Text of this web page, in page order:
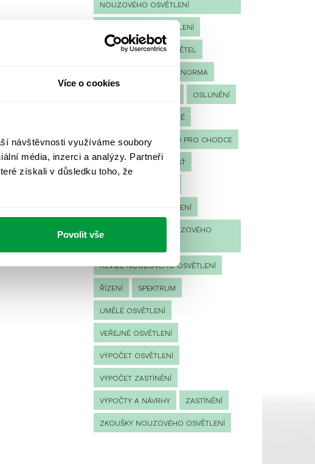
Více o cookies
návštěvnosti využíváme soubory
média, inzerci a analýzy. Partneři
získali v důsledku toho, že
Povolit vše
NOUZOVÉHO OSVĚTLENÍ
LED NOUZOVÉ OSVĚTLENÍ
MĚŘENÍ MĚŘENÍ SVĚTEL
NORMA
OSLUNĚNÍ
OSVĚTLENÍ PRACOVIŠTĚ
OSVĚTLENÍ PŘECHODŮ PRO CHODCE
OSVĚTLENÍ SPORTOVIŠŤ
PROTIPANICKÉ OSVĚTLENÍ
PROVOZNÍ DENÍK NOUZOVÉHO
REVIZE NOUZOVÉHO OSVĚTLENÍ
ŘÍZENÍ SPEKTRUM
UMĚLÉ OSVĚTLENÍ
VEŘEJNÉ OSVĚTLENÍ
VÝPOČET OSVĚTLENÍ
VÝPOČET ZASTÍNĚNÍ
VÝPOČTY A NÁVRHY ZASTÍNĚNÍ
ZKOUŠKY NOUZOVÉHO OSVĚTLENÍ